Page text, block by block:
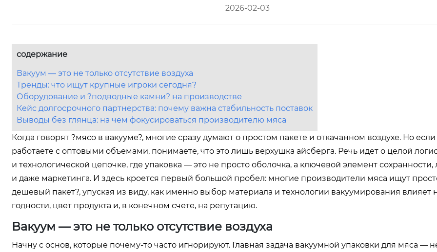
2026-02-03
содержание
Вакуум — это не только отсутствие воздуха
Тренды: что ищут крупные игроки сегодня?
Оборудование и ?подводные камни? на производстве
Кейс долгосрочного партнерства: почему важна стабильность поставок
Выводы без глянца: на чем фокусироваться производителю мяса
Когда говорят ?мясо в вакууме?, многие сразу думают о простом пакете и откачанном воздухе. Но
работаете с оптовыми объемами, понимаете, что это лишь верхушка айсберга. Речь идет о целой
и технологической цепочке, где упаковка — это не просто оболочка, а ключевой элемент сохранности,
и даже маркетинга. И здесь кроется первый большой пробел: многие производители мяса ищут
дешевый пакет?, упуская из виду, как именно выбор материала и технологии вакуумирования влияет
годности, цвет продукта и, в конечном счете, на репутацию.
Вакуум — это не только отсутствие воздуха
Начну с основ, которые почему-то часто игнорируют. Главная задача вакуумной упаковки для мяса —